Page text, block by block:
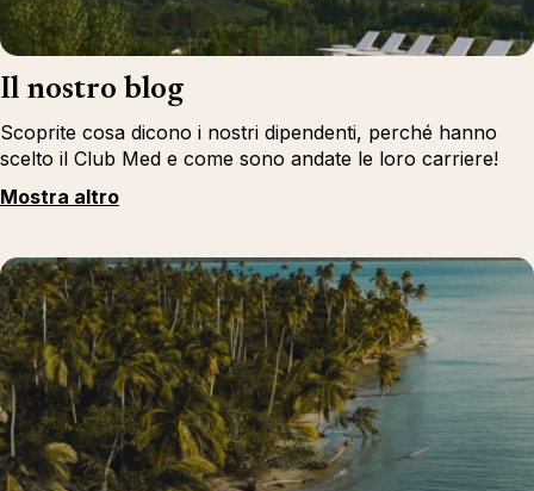
Il nostro blog
Scoprite cosa dicono i nostri dipendenti, perché hanno
scelto il Club Med e come sono andate le loro carriere!
Mostra altro